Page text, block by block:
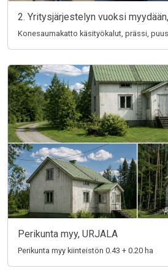
2. Yritysjärjestelyn vuoksi
Konesaumakatto käsityökalut, prässi,
Perikunta myy, URJALA
Perikunta myy kiinteistön 0.43 + 0.20 ha